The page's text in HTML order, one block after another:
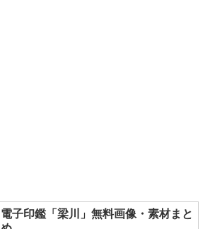
電子印鑑「梁川」無料画像・素材まと